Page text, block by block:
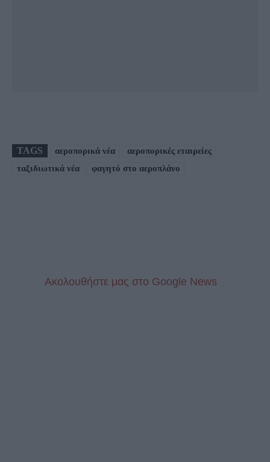
TAGS αεροπορικά νέα
αεροπορικές εταιρείες
ταξιδιωτικά νέα
φαγητό στο αεροπλάνο
Aκολουθήστε μας στo Google News